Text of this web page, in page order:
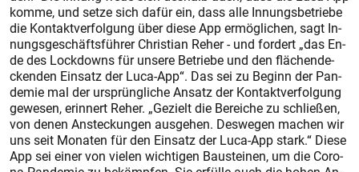
kom­me, und set­ze sich da­für ein, dass al­le In­nungs­be­trie­be
die Kon­takt­ver­fol­gung über die­se App er­mög­li­chen, sagt In­
nungs­ge­schäfts­füh­rer Chris­ti­an Re­her - und for­dert „das En­
de des Lock­downs für un­se­re Be­trie­be und den flä­chen­de­
cken­den Ein­satz der Lu­ca-App“. Das sei zu Be­ginn der Pan­
de­mie mal der ur­sprüng­li­che An­satz der Kon­takt­ver­fol­gung
ge­we­sen, er­in­nert Re­her. „Ge­zielt die Be­rei­che zu schlie­ßen,
von de­nen An­ste­ckun­gen aus­ge­hen. Des­we­gen ma­chen wir
uns seit Mo­na­ten für den Ein­satz der Lu­ca-App stark.“ Diese
App sei ei­ner von vie­len wich­ti­gen Bau­stei­nen, um die Co­ro­